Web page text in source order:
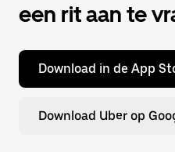
een rit aan te
Download in de App
Download Uber op